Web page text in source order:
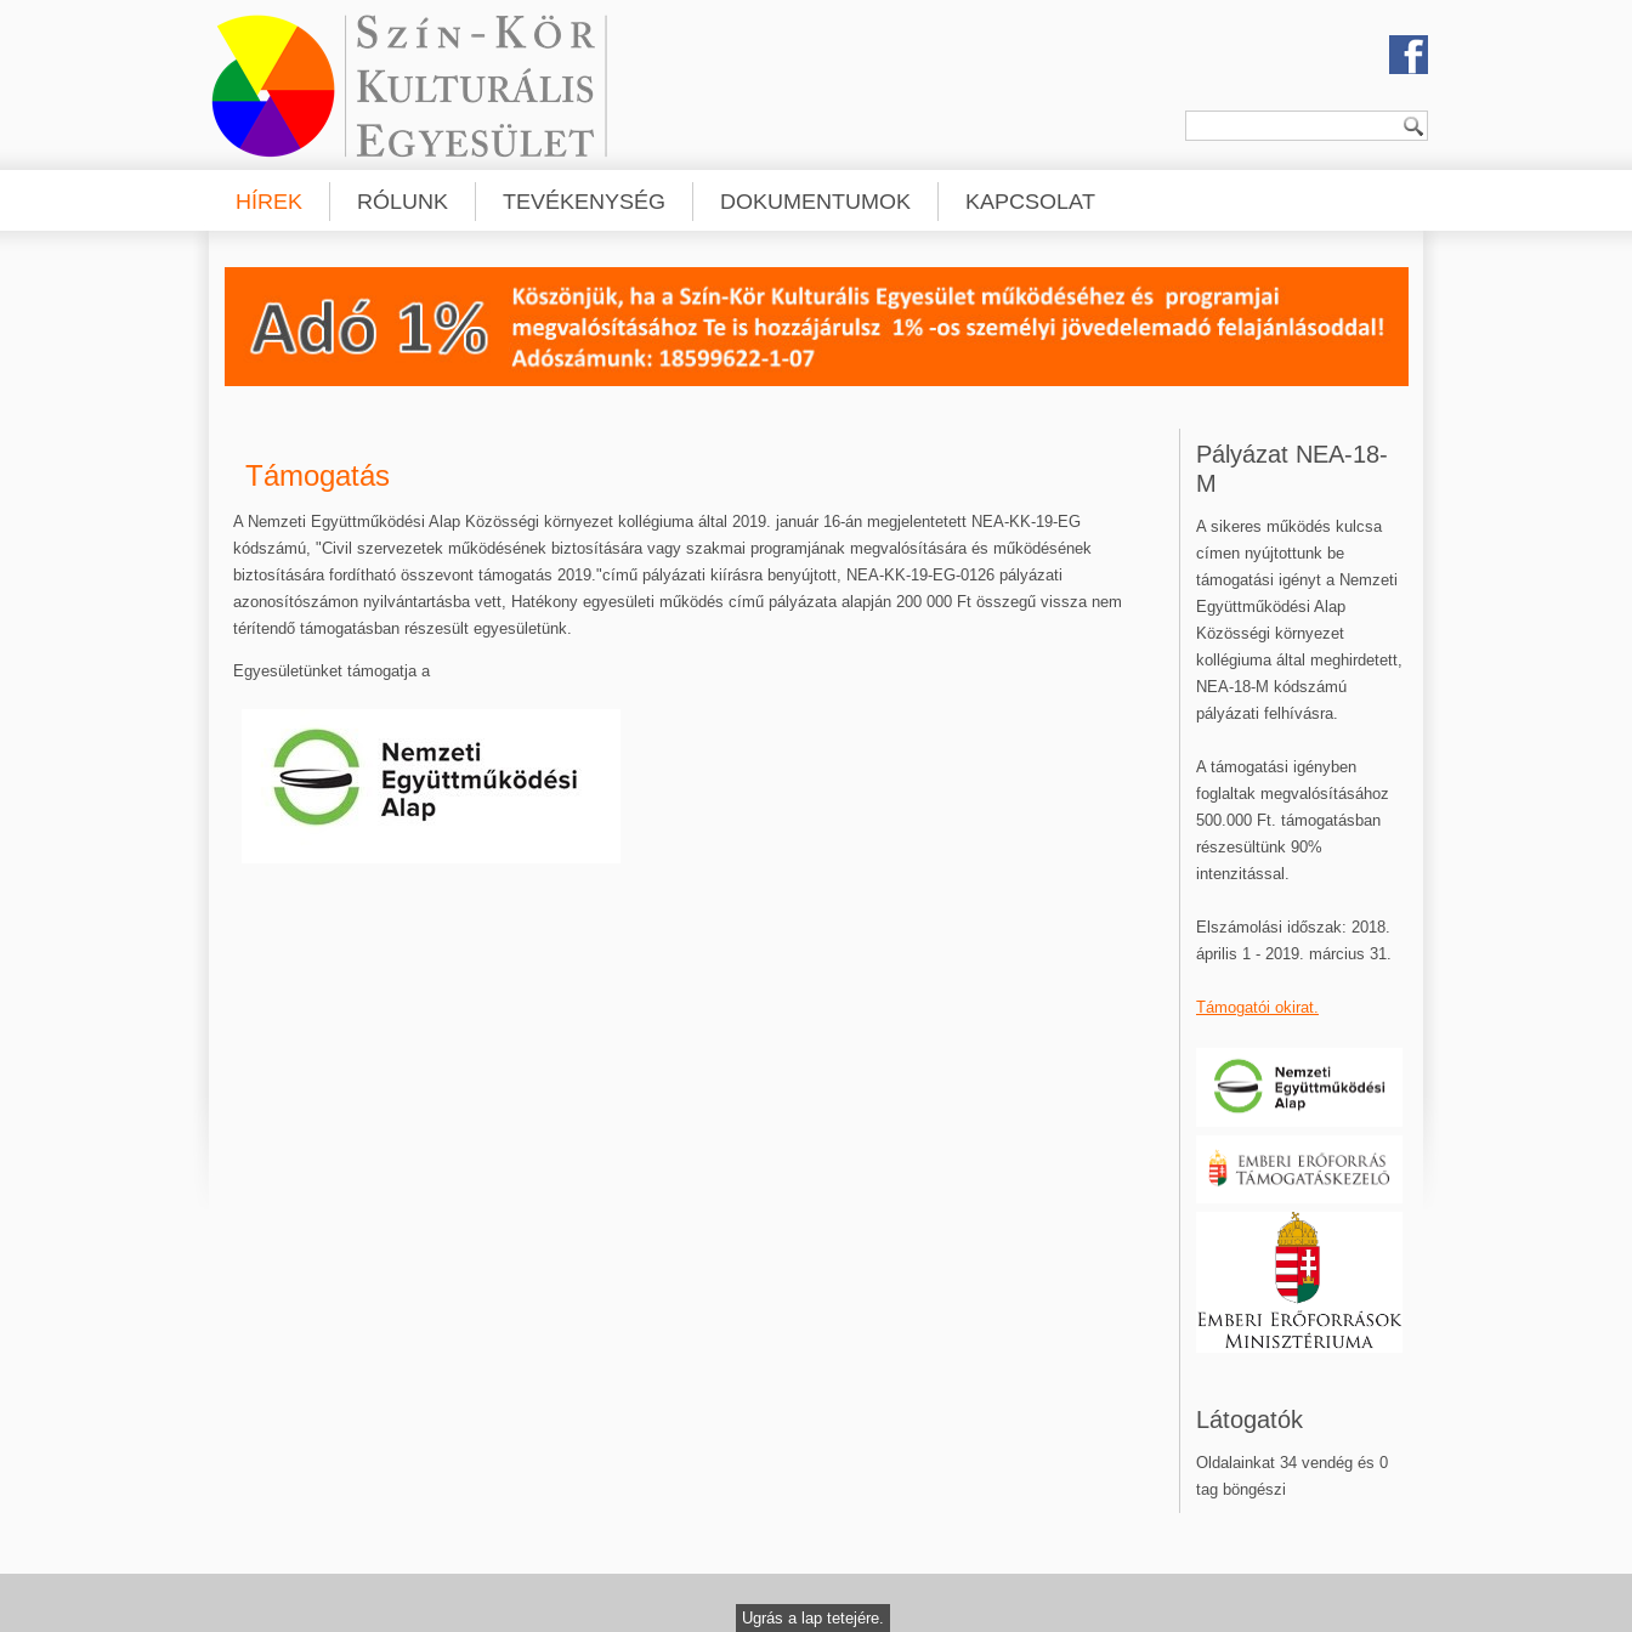
HÍREK RÓLUNK TEVÉKENYSÉG DOKUMENTUMOK KAPCSOLAT
Támogatás
A Nemzeti Együttműködési Alap Közösségi környezet kollégiuma által 2019. január 16-án megjelentetett NEA-KK-19-EG
kódszámú, "Civil szervezetek működésének biztosítására vagy szakmai programjának megvalósítására és működésének
biztosítására fordítható összevont támogatás 2019."című pályázati kiírásra benyújtott, NEA-KK-19-EG-0126 pályázati
azonosítószámon nyilvántartásba vett, Hatékony egyesületi működés című pályázata alapján 200 000 Ft összegű vissza nem
térítendő támogatásban részesült egyesületünk.
Egyesületünket támogatja a
Pályázat NEA-18-
M
A sikeres működés kulcsa
címen nyújtottunk be
támogatási igényt a Nemzeti
Együttműködési Alap
Közösségi környezet
kollégiuma által meghirdetett,
NEA-18-M kódszámú
pályázati felhívásra.
A támogatási igényben
foglaltak megvalósításához
500.000 Ft. támogatásban
részesültünk 90%
intenzitással.
Elszámolási időszak: 2018.
április 1 - 2019. március 31.
Támogatói okirat.
Látogatók
Oldalainkat 34 vendég és 0
tag böngészi
Ugrás a lap tetejére.